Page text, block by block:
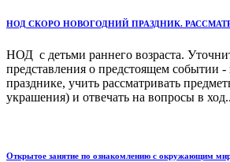
НОД СКОРО НОВОГОДНИЙ ПРАЗДНИК.
НОД с детьми раннего возраста.
представления о предстоящем событии
празднике, учить рассматривать
украшения) и отвечать на вопросы в
Открытое занятие по ознакомлению с окружающим